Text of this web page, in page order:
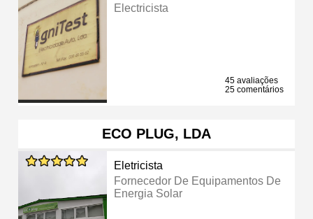
Electricista
45 avaliações
25 comentários
ECO PLUG, LDA
Eletricista
Fornecedor De Equipamentos De
Energia Solar